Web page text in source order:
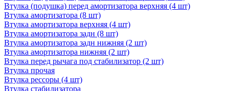
Втулка (подушка) перед амортизатора верхняя (4 шт)
Втулка амортизатора (8 шт)
Втулка амортизатора верхняя (4 шт)
Втулка амортизатора задн (8 шт)
Втулка амортизатора задн нижняя (2 шт)
Втулка амортизатора нижняя (2 шт)
Втулка перед рычага под стабилизатор (2 шт)
Втулка прочая
Втулка рессоры (4 шт)
Втулка стабилизатора